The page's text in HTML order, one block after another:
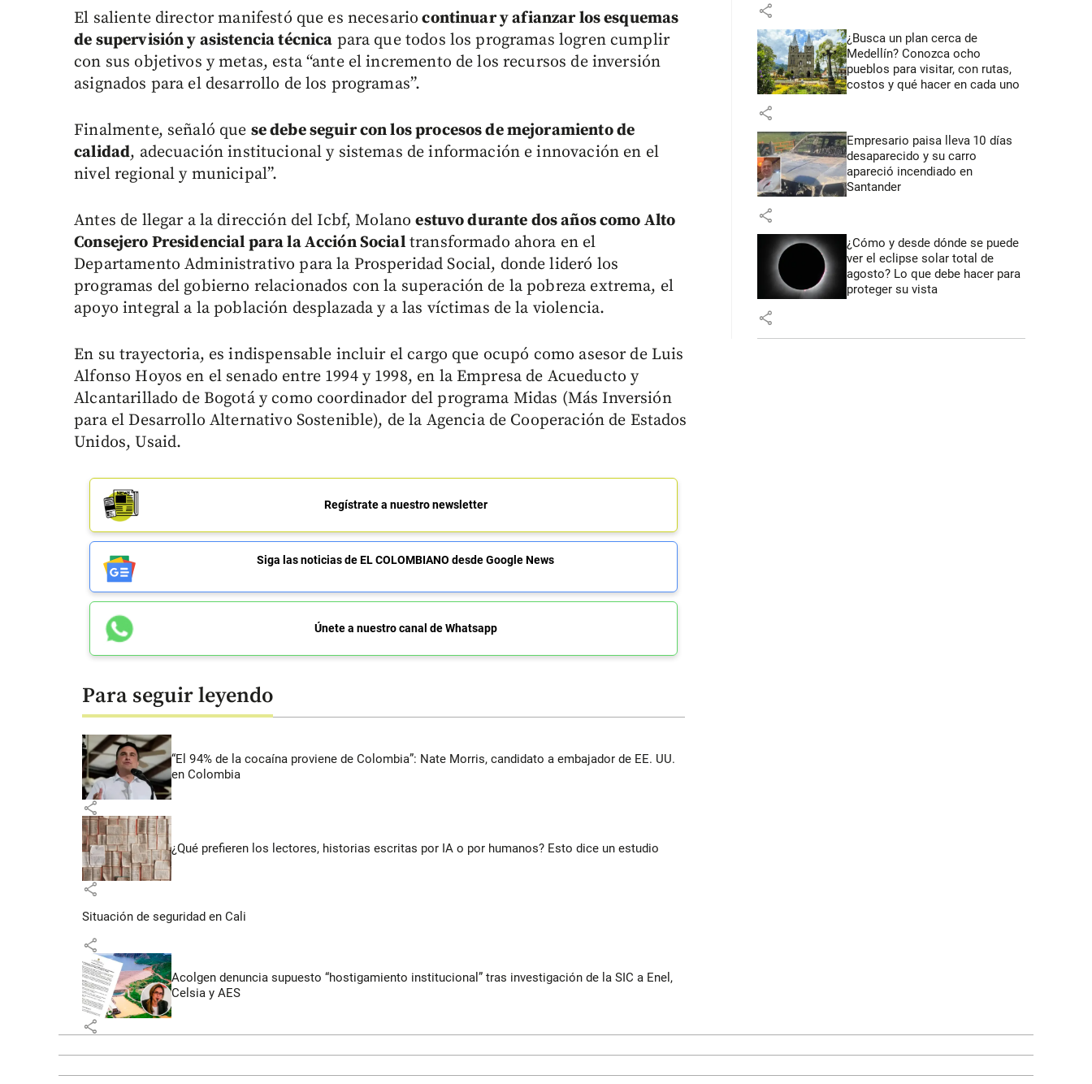
El saliente director manifestó que es necesario continuar y afianzar los esquemas
de supervisión y asistencia técnica para que todos los programas logren cumplir
con sus objetivos y metas, esta “ante el incremento de los recursos de inversión
asignados para el desarrollo de los programas”.
Finalmente, señaló que se debe seguir con los procesos de mejoramiento de
calidad, adecuación institucional y sistemas de información e innovación en el
nivel regional y municipal”.
Antes de llegar a la dirección del Icbf, Molanoestuvo durante dos años como Alto
Consejero Presidencial para la Acción Socialtransformado ahora en el
Departamento Administrativo para la Prosperidad Social, donde lideró los
programas del gobierno relacionados con la superación de la pobreza extrema, el
apoyo integral a la población desplazada y a las víctimas de la violencia.
En su trayectoria, es indispensable incluir el cargo que ocupó como asesor de Luis
Alfonso Hoyos en el senado entre 1994 y 1998, en la Empresa de Acueducto y
Alcantarillado de Bogotá y como coordinador del programa Midas (Más Inversión
para el Desarrollo Alternativo Sostenible), de la Agencia de Cooperación de Estados
Unidos, Usaid.
Regístrate a nuestro newsletter
Siga las noticias de EL COLOMBIANO desde Google News
Únete a nuestro canal de Whatsapp
Para seguir leyendo
“El 94% de la cocaína proviene de Colombia”: Nate Morris, candidato a embajador de EE. UU.
en Colombia
share
¿Qué prefieren los lectores, historias escritas por IA o por humanos? Esto dice un estudio
share
Situación de seguridad en Cali
share
Acolgen denuncia supuesto “hostigamiento institucional” tras investigación de la SIC a Enel,
Celsia y AES
share
share
¿Busca un plan cerca de
Medellín? Conozca ocho
pueblos para visitar, con rutas,
costos y qué hacer en cada uno
share
Empresario paisa lleva 10 días
desaparecido y su carro
apareció incendiado en
Santander
share
¿Cómo y desde dónde se puede
ver el eclipse solar total de
agosto? Lo que debe hacer para
proteger su vista
share